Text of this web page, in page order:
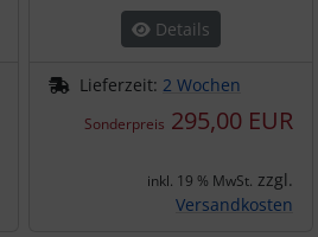
Details
Lieferzeit: 2 Wochen
Sonderpreis 295,00 EUR
inkl. 19 % MwSt. zzgl.
Versandkosten